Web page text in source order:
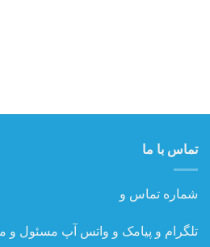
تماس با ما
شماره تماس و
تلگرام و پیامک و واتس آپ مسئول